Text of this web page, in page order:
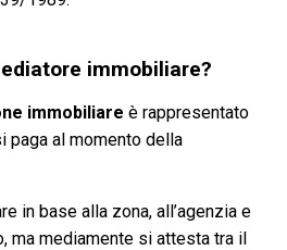
immobiliare?
immobiliare è rappresentato
paga al momento della
in base alla zona, all’agenzia e
ma mediamente si attesta tra il